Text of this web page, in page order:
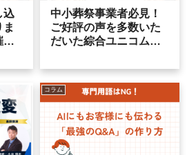
込
ま
の
た
中小葬祭事業者必見！
ご好評の声を多数いた
だいた綜合ユニコム主
す。
コラム